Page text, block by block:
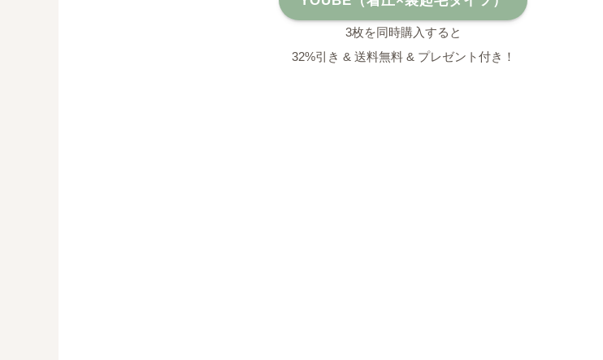
3枚を同時購入すると
32%引き & 送料無料 & プレゼント付き！